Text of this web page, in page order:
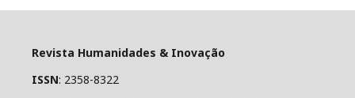
Revista Humanidades & Inovação
ISSN: 2358-8322